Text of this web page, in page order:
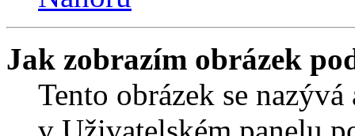
Jak zobrazím obrázek
Tento obrázek se